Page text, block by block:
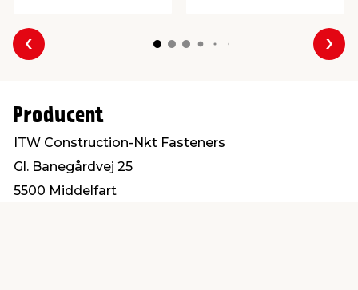
Forrige
Producent
ITW Construction-Nkt Fasteners
Gl. Banegårdvej 25
5500 Middelfart